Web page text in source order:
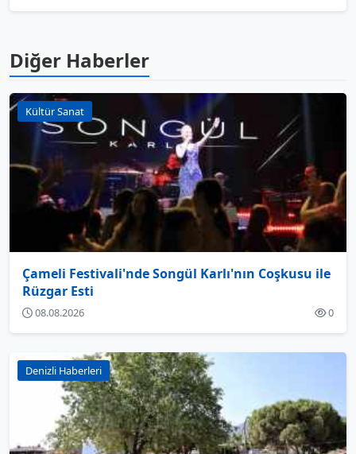
Diğer Haberler
Kültür Sanat
Çameli Festivali'nde Songül Karlı'nın Coşkusu ile
Rüzgar Esti
08.08.2026 0
Denizli Haberleri